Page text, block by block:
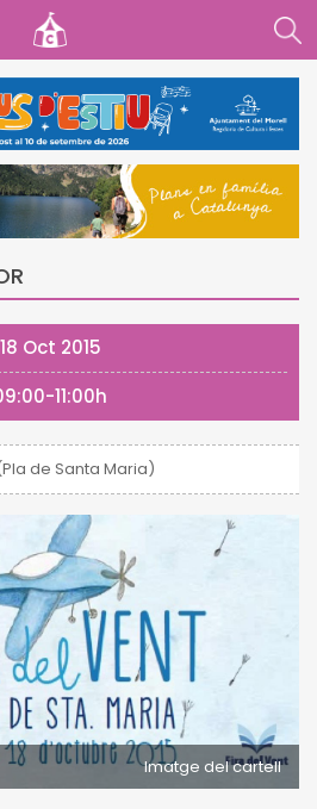
18 Oct 2015
11:00h
de Santa Maria)
Imatge del cartell